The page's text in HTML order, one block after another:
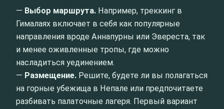
— Выбор маршрута. Например, треккинг в
Гималаях включает в себя как популярные
направления вроде Аннапурны или Эвереста, так
и менее оживленные тропы, где можно
насладиться уединением.
— Размещение. Решите, будете ли вы полагаться
на горные убежища в Непале или предпочитаете
разбивать палаточные лагеря. Первый вариант